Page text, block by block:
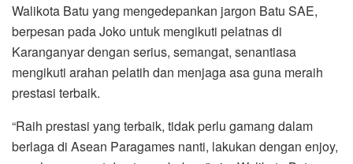
Walikota Batu yang mengedepankan jargon Batu SAE,
berpesan pada Joko untuk mengikuti pelatnas di
Karanganyar dengan serius, semangat, senantiasa
mengikuti arahan pelatih dan menjaga asa guna meraih
prestasi terbaik.
“Raih prestasi yang terbaik, tidak perlu gamang dalam
berlaga di Asean Paragames nanti, lakukan dengan enjoy,